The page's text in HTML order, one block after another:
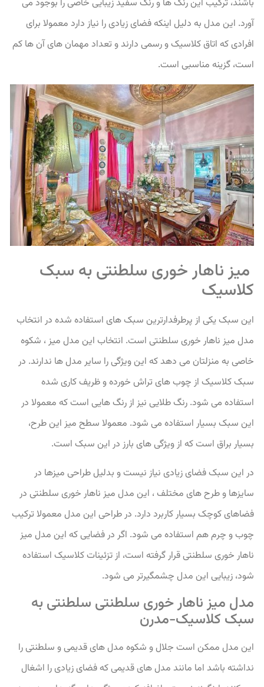
باشند، ترکیب این رنگ ها و رنگ سفید زیبایی خاصی را بوجود می
آورد. این مدل به دلیل اینکه فضای زیادی را نیاز دارد معمولا برای
افرادی که اتاق کلاسیک و رسمی دارند و تعداد مهمان های آن ها کم
است، گزینه مناسبی است.
میز ناهار خوری سلطنتی به سبک
کلاسیک
این سبک یکی از پرطرفدارترین سبک های استفاده شده در انتخاب
مدل میز ناهار خوری سلطنتی است. انتخاب این مدل میز ، شکوه
خاصی به منزلتان می دهد که این ویژگی را سایر مدل ها ندارند. در
سبک کلاسیک از چوب های تراش خورده و ظریف کاری شده
استفاده می شود. رنگ طلایی نیز از رنگ هایی است که معمولا در
این سبک بسیار استفاده می شود. معمولا سطح میز این طرح،
بسیار براق است که از ویژگی های بارز در این سبک است.
در این سبک فضای زیادی نیاز نیست و بدلیل طراحی میزها در
سایزها و طرح های مختلف ، این مدل میز ناهار خوری سلطنتی در
فضاهای کوچک بسیار کاربرد دارد. در طراحی این مدل معمولا ترکیب
چوب و چرم هم استفاده می شود. اگر در فضایی که این مدل میز
ناهار خوری سلطنتی قرار گرفته است، از تزئینات کلاسیک استفاده
شود، زیبایی این مدل چشمگیرتر می شود.
مدل میز ناهار خوری سلطنتی سلطنتی به
سبک کلاسیک-مدرن
این مدل ممکن است جلال و شکوه مدل های قدیمی و سلطنتی را
نداشته باشد اما مانند مدل های قدیمی که فضای زیادی را اشغال